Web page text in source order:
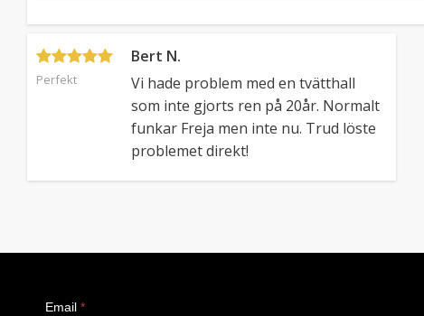
Perfekt
Bert N.
Vi hade problem med en tvätthall
som inte gjorts ren på 20år. Normalt
funkar Freja men inte nu. Trud löste
problemet direkt!